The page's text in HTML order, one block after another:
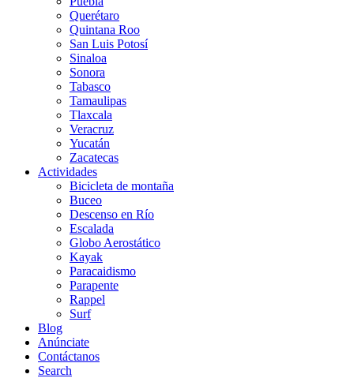
Querétaro
Quintana Roo
San Luis Potosí
Sinaloa
Sonora
Tabasco
Tamaulipas
Tlaxcala
Veracruz
Yucatán
Zacatecas
Actividades
Bicicleta de montaña
Buceo
Descenso en Río
Escalada
Globo Aerostático
Kayak
Paracaidismo
Parapente
Rappel
Surf
Blog
Anúnciate
Contáctanos
Search